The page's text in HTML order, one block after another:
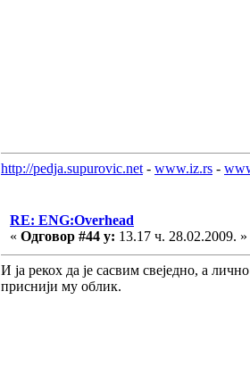
http://pedja.supurovic.net - www.iz.rs -
RE: ENG:Overhead
« Одговор #44 у: 13.17 ч. 28.02.2009. »
И ја рекох да је сасвим свеједно, а
приснији му облик.